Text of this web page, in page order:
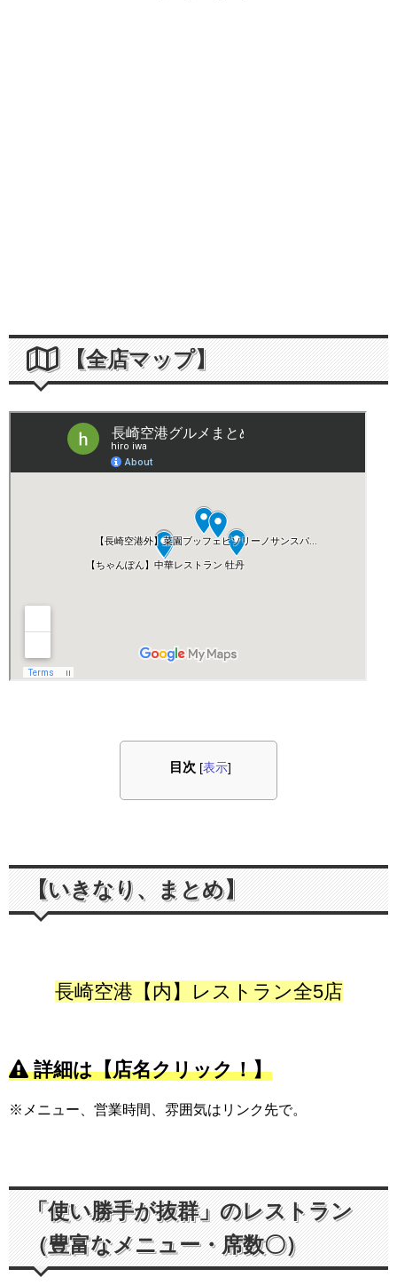
【全店マップ】
目次 [表示]
【いきなり、まとめ】
長崎空港【内】レストラン全5店
詳細は【店名クリック！】
※メニュー、営業時間、雰囲気はリンク先で。
「使い勝手が抜群」のレストラン
（豊富なメニュー・席数〇）